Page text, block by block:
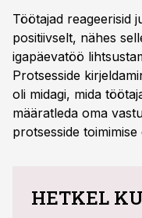
Töötajad reageerisid
positiivselt, nähes
igapäevatöö
Protsesside
oli midagi, mida
määratleda oma
protsesside toimimise
HETKEL